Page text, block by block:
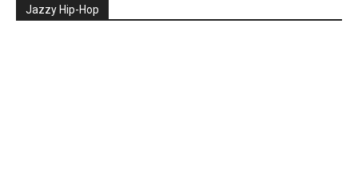
Jazzy Hip-Hop